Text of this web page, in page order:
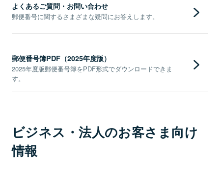
よくあるご質問・お問い合わせ
郵便番号に関するさまざまな疑問にお答えします。
郵便番号簿PDF（2025年度版）
2025年度版郵便番号簿をPDF形式でダウンロードできま
す。
ビジネス・法人のお客さま向け
情報